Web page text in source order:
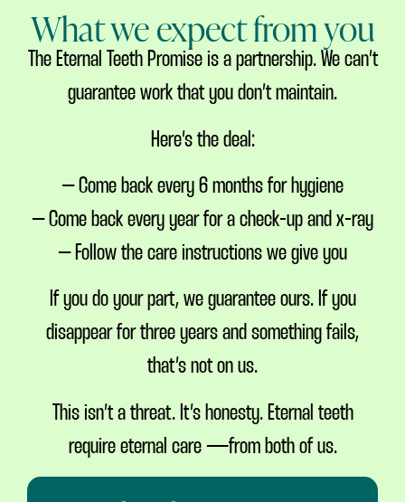
What we expect from you
The Eternal Teeth Promise is a partnership. We can’t
guarantee work that you don’t maintain.
Here’s the deal:
– Come back every 6 months for hygiene
– Come back every year for a check-up and x-ray
– Follow the care instructions we give you
If you do your part, we guarantee ours. If you
disappear for three years and something fails,
that’s not on us.
This isn’t a threat. It’s honesty. Eternal teeth
require eternal care — from both of us.